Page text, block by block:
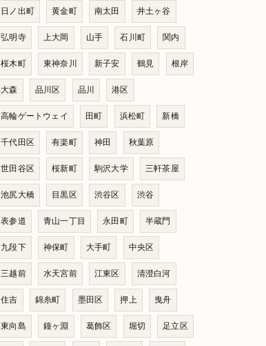
日ノ出町 黄金町 南太田 井土ヶ谷
弘明寺 上大岡 山手 石川町 関内
桜木町 東神奈川 新子安 鶴見 根岸
大森 品川区 品川 港区
高輪ゲートウェイ 田町 浜松町 新橋
千代田区 有楽町 神田 秋葉原
世田谷区 桜新町 駒沢大学 三軒茶屋
池尻大橋 目黒区 渋谷区 渋谷
表参道 青山一丁目 永田町 半蔵門
九段下 神保町 大手町 中央区
三越前 水天宮前 江東区 清澄白河
住吉 錦糸町 墨田区 押上 曳舟
東向島 鐘ヶ淵 葛飾区 堀切 足立区